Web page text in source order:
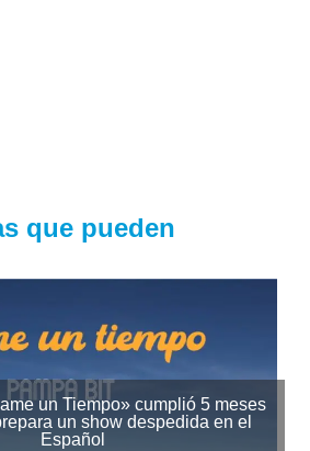
que pueden
un Tiempo» cumplió 5 meses
un show despedida en el
Español